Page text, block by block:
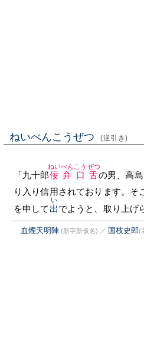
ねいべんこうぜつ (逆引き)
「九十郎佞弁口舌
ねいべんこうぜつ
の男、高
り入り信用されております。そ
を申して 出
い
でようと、取り上げ
血煙天明陣 (新字新仮名) ／ 国枝史郎(